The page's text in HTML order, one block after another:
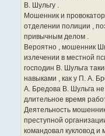
В. Шульгу .
Мошенник и
отделении полиции ,
привычным делом .
Вероятно , мошенник
излечении в местной
господин В. Шульга
навыками , как у П. А.
А. Бредова В. Шульга не
длительное время
Деятельность
преступной
командовал кукловод